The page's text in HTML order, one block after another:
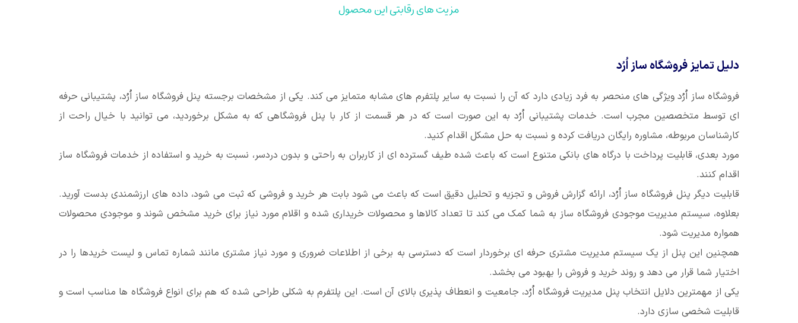
مزیت های رقابتی این محصول
دلیل تمایز فروشگاه ساز اُرُد
فروشگاه ساز اُرُد ویژگی های منحصر به فرد زیادی دارد که آن را نسبت به سایر پلتفرم های مشابه متمایز می کند. یکی از مشخصات برجسته پنل فروشگاه ساز اُرُد، پشتیبانی حرفه
ای توسط متخصصین مجرب است. خدمات پشتیبانی اُرُد به این صورت است که در هر قسمت از کار با پنل فروشگاهی که به مشکل برخوردید، می توانید با خیال راحت از
کارشناسان مربوطه، مشاوره رایگان دریافت کرده و نسبت به حل مشکل اقدام کنید.
مورد بعدی، قابلیت پرداخت با درگاه های بانکی متنوع است که باعث شده طیف گسترده ای از کاربران به راحتی و بدون دردسر، نسبت به خرید و استفاده از خدمات فروشگاه ساز
اقدام کنند.
قابلیت دیگر پنل فروشگاه ساز اُرُد، ارائه گزارش فروش و تجزیه و تحلیل دقیق است که باعث می شود بابت هر خرید و فروشی که ثبت می شود، داده های ارزشمندی بدست آورید.
بعلاوه، سیستم مدیریت موجودی فروشگاه ساز به شما کمک می کند تا تعداد کالاها و محصولات خریداری شده و اقلام مورد نیاز برای خرید مشخص شوند و موجودی محصولات
همواره مدیریت شود.
همچنین این پنل از یک سیستم مدیریت مشتری حرفه ای برخوردار است که دسترسی به برخی از اطلاعات ضروری و مورد نیاز مشتری مانند شماره تماس و لیست خریدها را در
اختیار شما قرار می دهد و روند خرید و فروش را بهبود می بخشد.
یکی از مهمترین دلایل انتخاب پنل مدیریت فروشگاه اُرُد، جامعیت و انعطاف پذیری بالای آن است. این پلتفرم به شکلی طراحی شده که هم برای انواع فروشگاه ها مناسب است و
قابلیت شخصی سازی دارد.